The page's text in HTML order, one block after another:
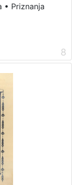
• Priznanja
8